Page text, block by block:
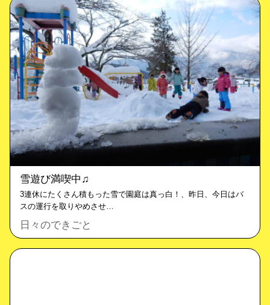
雪遊び満喫中♫
3連休にたくさん積もった雪で園庭は真っ白！、昨日、今日はバ
スの運行を取りやめさせ…
日々のできごと